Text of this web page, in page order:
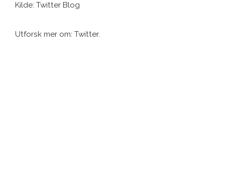
Kilde: Twitter Blog
Utforsk mer om: Twitter.